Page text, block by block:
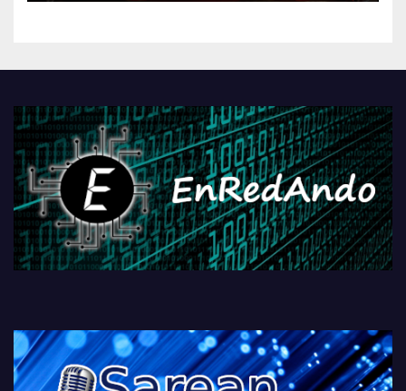
kontrola, Googleri behin
PlayStationeko bideojoko